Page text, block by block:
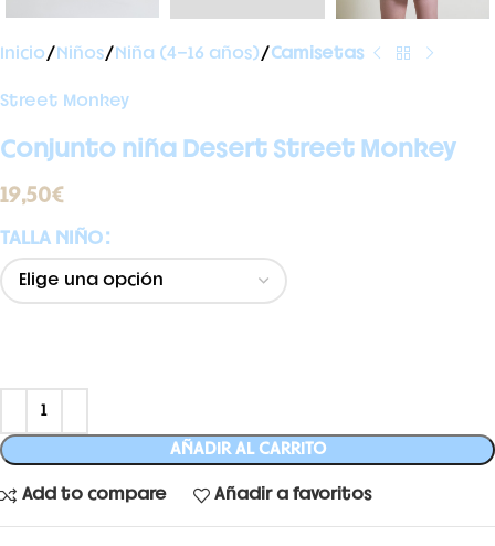
Inicio Niños Niña (4-16 años) Camisetas
Street Monkey
Conjunto niña Desert Street Monkey
19,50€
TALLA NIÑO
AÑADIR AL CARRITO
Add to compare Añadir a favoritos